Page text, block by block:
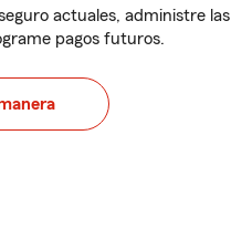
actuales, administre las
pagos futuros.